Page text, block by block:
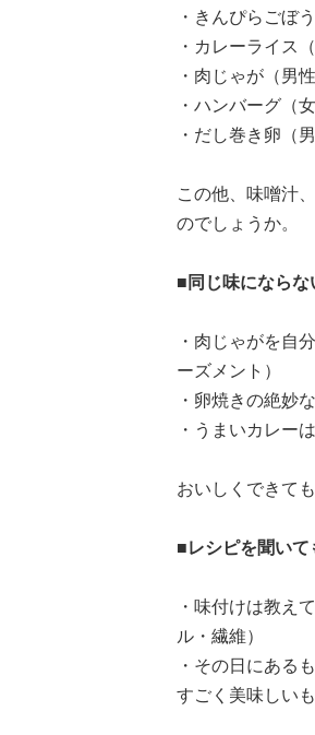
・きんぴらごぼ
・カレーライス
・肉じゃが（男
・ハンバーグ（
・だし巻き卵（
この他、味噌汁
のでしょうか。
■同じ味にならな
・肉じゃがを自
ーズメント）
・卵焼きの絶妙
・うまいカレー
おいしくできて
■レシピを聞いて
・味付けは教え
ル・繊維）
・その日にある
すごく美味しい